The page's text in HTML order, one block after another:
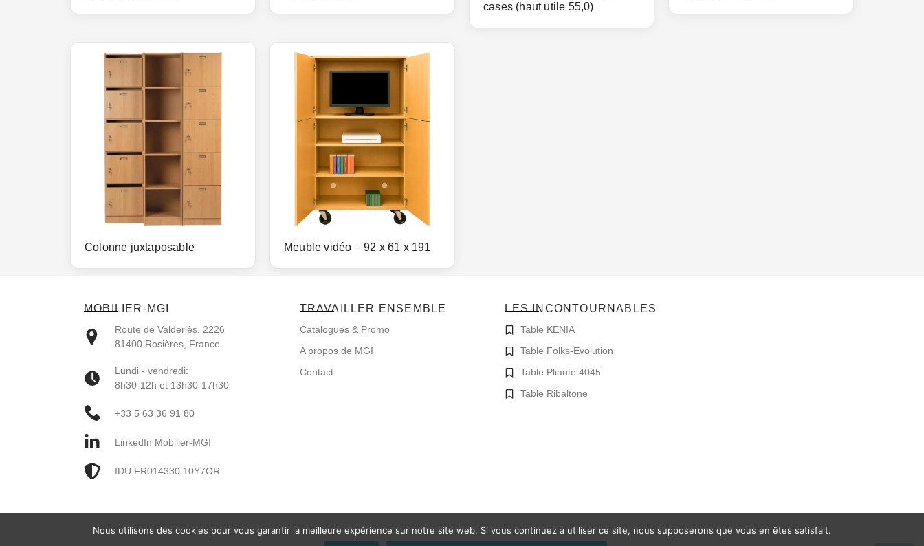
cases (haut utile 55,0)
Colonne juxtaposable Meuble vidéo – 92 x 61 x 191
MOBILIER-MGI
Route de Valderiès, 2226
81400 Rosières, France
Lundi - vendredi:
8h30-12h et 13h30-17h30
+33 5 63 36 91 80
LinkedIn Mobilier-MGI
IDU FR014330 10Y7OR
TRAVAILLER ENSEMBLE
Catalogues & Promo
A propos de MGI
Contact
LES INCONTOURNABLES
Table KENIA
Table Folks-Evolution
Table Pliante 4045
Table Ribaltone
Nous utilisons des cookies pour vous garantir la meilleure expérience sur notre site web. Si vous continuez à utiliser ce site, nous supposerons que vous en êtes satisfait.